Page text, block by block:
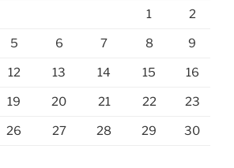
1 2
5 6 7 8 9
12 13 14 15 16
19 20 21 22 23
26 27 28 29 30